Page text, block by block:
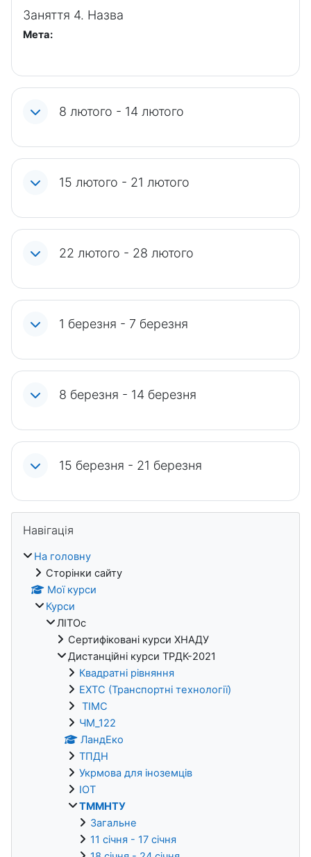
Заняття 4. Назва
Мета:
8 лютого - 14 лютого
15 лютого - 21 лютого
22 лютого - 28 лютого
1 березня - 7 березня
8 березня - 14 березня
15 березня - 21 березня
Блоки
Навігація
На головну
Сторінки сайту
Мої курси
Курси
ЛІТОс
Сертифіковані курси ХНАДУ
Дистанційні курси ТРДК-2021
Квадратні рівняння
ЕХТС (Транспортні технології)
ТІМС
ЧМ_122
ЛандЕко
ТПДН
Укрмова для іноземців
ІОТ
ТММНТУ
Загальне
11 січня - 17 січня